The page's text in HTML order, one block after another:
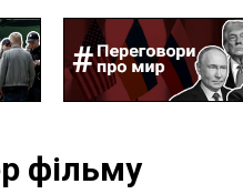
фільму